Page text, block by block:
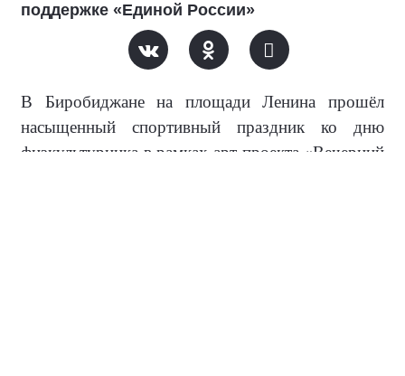
поддержке «Единой России»
В Биробиджане на площади Ленина прошёл
насыщенный спортивный праздник ко дню
физкультурника в рамках арт-проекта «Вечерний